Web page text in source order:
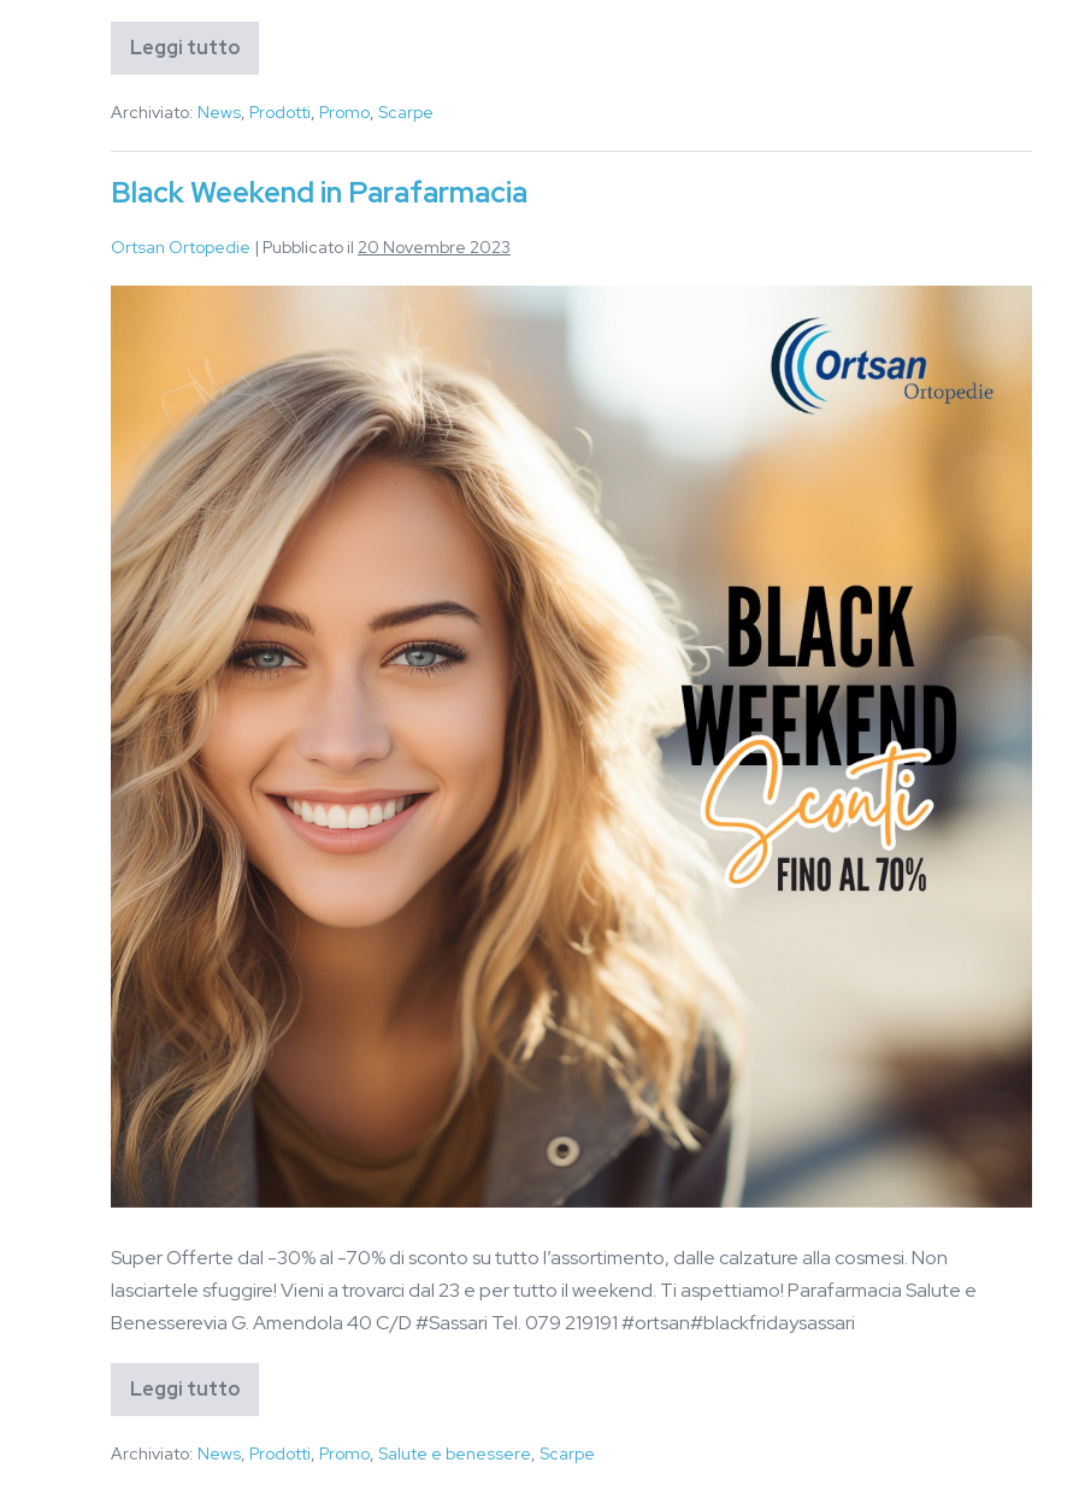
Leggi tutto
Archiviato: News, Prodotti, Promo, Scarpe
Black Weekend in Parafarmacia
Ortsan Ortopedie | Pubblicato il 20 Novembre 2023
Super Offerte dal -30% al -70% di sconto su tutto l’assortimento, dalle calzature alla cosmesi. Non
lasciartele sfuggire! Vieni a trovarci dal 23 e per tutto il weekend. Ti aspettiamo! Parafarmacia Salute e
Benesserevia G. Amendola 40 C/D #Sassari Tel. 079 219191 #ortsan#blackfridaysassari
Leggi tutto
Archiviato: News, Prodotti, Promo, Salute e benessere, Scarpe